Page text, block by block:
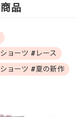
品
ョーツ #レース
ョーツ #夏の新作